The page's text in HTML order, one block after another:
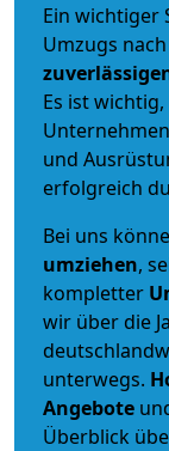
Ein wichtiger
Umzugs
Es ist
und
erfolgreich
Bei uns
umziehen,
kompletter
wir über die
unterwegs.
Angebote
Überblick